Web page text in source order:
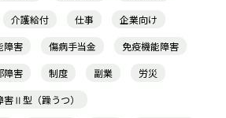
介護給付 仕事
企業向け
障害 傷病手当金
免疫機能障害
障害 制度 副業
労災
害Ⅱ型（躁うつ）